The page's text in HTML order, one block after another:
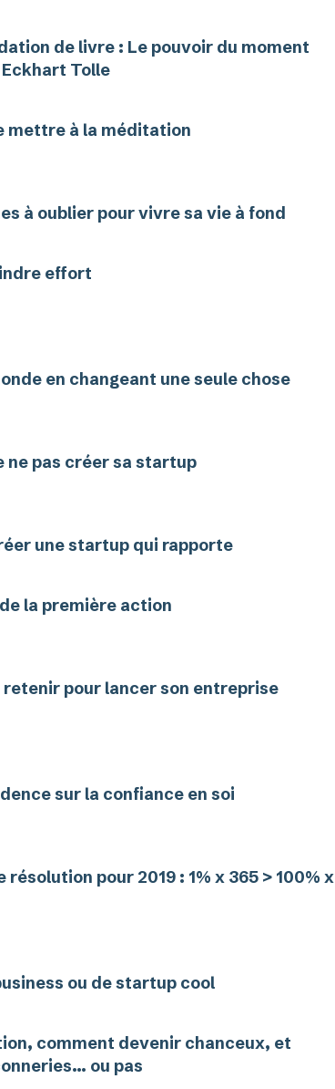
de livre : Le pouvoir du moment
Tolle
mettre à la méditation
à oublier pour vivre sa vie à fond
effort
en changeant une seule chose
ne pas créer sa startup
une startup qui rapporte
la première action
retenir pour lancer son entreprise
sur la confiance en soi
résolution pour 2019 : 1% x 365 > 100% x
ou de startup cool
comment devenir chanceux, et
ou pas